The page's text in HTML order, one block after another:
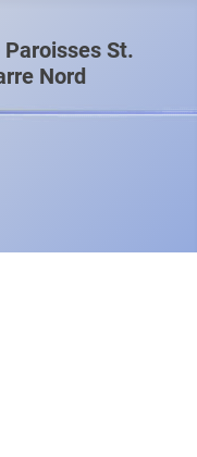
St.
Nord